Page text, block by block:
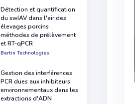
Détection et quantification
du swIAV dans l'air des
élevages porcins :
méthodes de prélèvement
et RT-qPCR
Bertin Technologies
Gestion des interférences
PCR dues aux inhibiteurs
environnementaux dans les
extractions d'ADN